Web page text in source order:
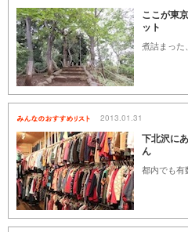
ここが東
ット
2013.01.31
下北沢に
ん